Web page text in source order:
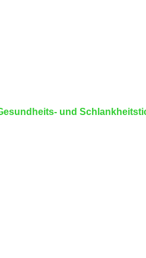
und